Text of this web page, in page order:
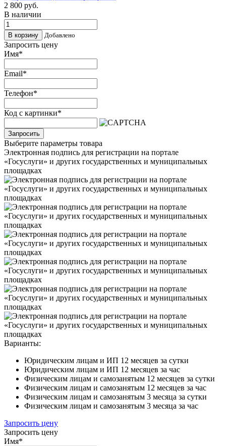
2 800 руб.
В наличии
Добавлено
Запросить цену
Имя*
Email*
Телефон*
Код с картинки*
Запросить
Выберите параметры товара
Электронная подпись для регистрации на портале
«Госуслуги» и других государственных и муниципальных
площадках
Варианты:
Юридическим лицам и ИП 12 месяцев за сутки
Юридическим лицам и ИП 12 месяцев за час
Физическим лицам и самозанятым 12 месяцев за сутки
Физическим лицам и самозанятым 12 месяцев за час
Физическим лицам и самозанятым 3 месяца за сутки
Физическим лицам и самозанятым 3 месяца за час
Запросить цену
Запросить цену
Имя*